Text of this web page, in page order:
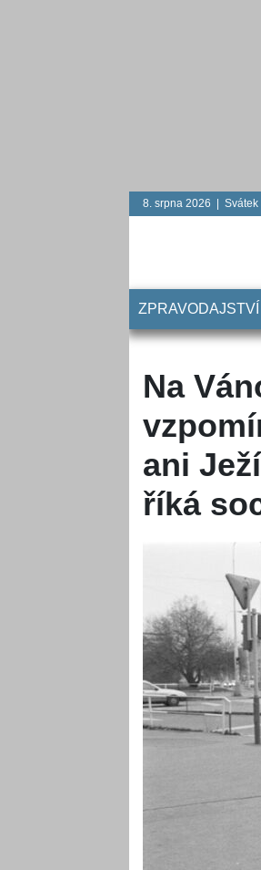
8. srpna 2026 | Svátek
ZPRAVODAJSTVÍ
Na
ani
říká